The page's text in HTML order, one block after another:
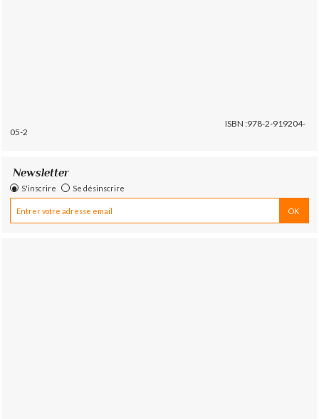
ISBN :978-2-919204-
05-2
Newsletter
S'inscrire Se désinscrire